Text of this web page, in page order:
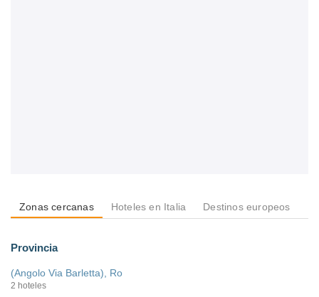
Zonas cercanas Hoteles en Italia Destinos europeos
Provincia
(Angolo Via Barletta), Ro
2 hoteles